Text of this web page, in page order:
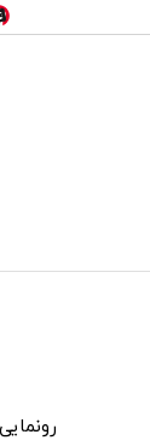
رونمایی